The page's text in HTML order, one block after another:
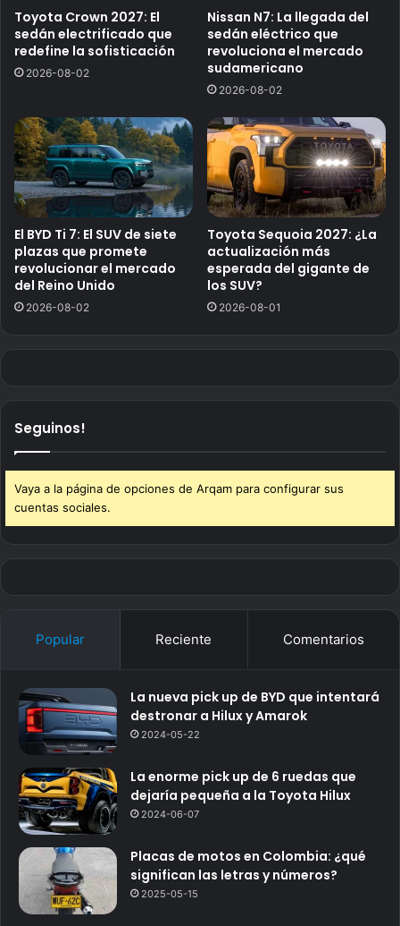
Toyota Crown 2027: El
sedán electrificado que
redefine la sofisticación
2026-08-02
Nissan N7: La llegada del
sedán eléctrico que
revoluciona el mercado
sudamericano
2026-08-02
El BYD Ti 7: El SUV de siete
plazas que promete
revolucionar el mercado
del Reino Unido
2026-08-02
Toyota Sequoia 2027: ¿La
actualización más
esperada del gigante de
los SUV?
2026-08-01
Seguinos!
Vaya a la página de opciones de Arqam para configurar sus
cuentas sociales.
Popular Reciente Comentarios
La nueva pick up de BYD que intentará
destronar a Hilux y Amarok
2024-05-22
La enorme pick up de 6 ruedas que
dejaría pequeña a la Toyota Hilux
2024-06-07
Placas de motos en Colombia: ¿qué
significan las letras y números?
2025-05-15